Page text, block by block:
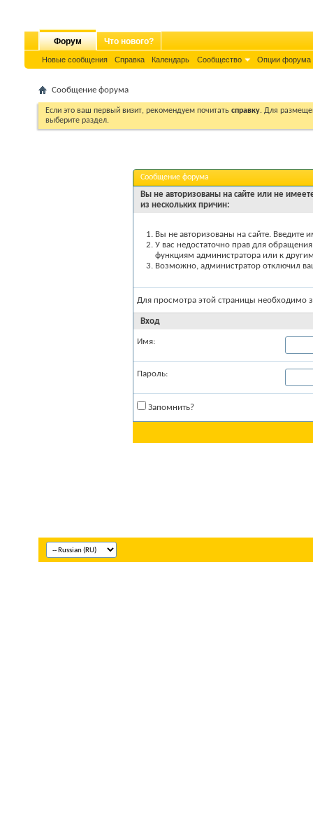
Форум
Новые сообщения Справка Календарь Сообщество Опции форума
Что нового?
Сообщение форума
Если это ваш первый визит, рекомендуем почитать справку. Для
выберите раздел.
Сообщение форума
Вы не авторизованы на сайте или не
из нескольких причин:
Вы не авторизованы на сайте. Введите
У вас недостаточно прав для
функциям администратора или к
Возможно, администратор отключил
Для просмотра этой страницы необходимо
Вход
Имя:
Пароль:
Запомнить?